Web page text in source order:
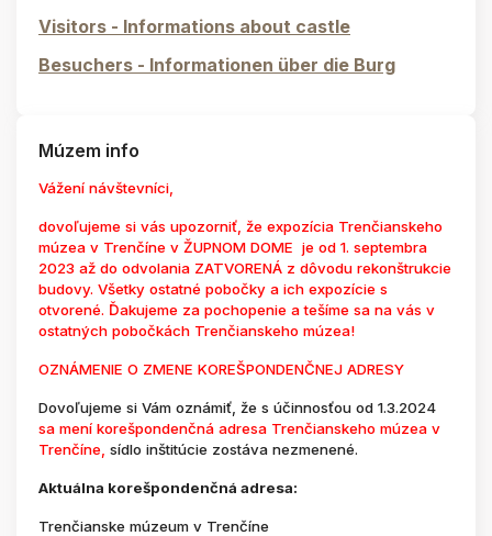
Visitors - Informations about castle
Besuchers - Informationen über die Burg
Múzem info
Vážení návštevníci,
dovoľujeme si vás upozorniť, že expozícia Trenčianskeho
múzea v Trenčíne v ŽUPNOM DOME je od 1. septembra
2023 až do odvolania ZATVORENÁ z dôvodu rekonštrukcie
budovy. Všetky ostatné pobočky a ich expozície s
otvorené. Ďakujeme za pochopenie a tešíme sa na vás v
ostatných pobočkách Trenčianskeho múzea!
OZNÁMENIE O ZMENE KOREŠPONDENČNEJ ADRESY
Dovoľujeme si Vám oznámiť, že s účinnosťou od 1.3.2024
sa mení korešpondenčná adresa Trenčianskeho múzea v
Trenčíne, sídlo inštitúcie zostáva nezmenené.
Aktuálna korešpondenčná adresa:
Trenčianske múzeum v Trenčíne